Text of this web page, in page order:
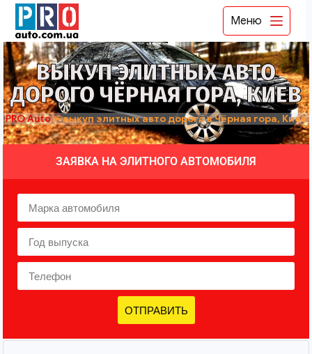
Меню
ВЫКУП ЭЛИТНЫХ АВТО
ДОРОГО ЧЁРНАЯ ГОРА, КИЕВ
PRO Auto➤выкуп элитных авто дорого в Чёрная гора, Киев
ЗАЯВКА НА ЭЛИТНОГО АВТОМОБИЛЯ
ОТПРАВИТЬ